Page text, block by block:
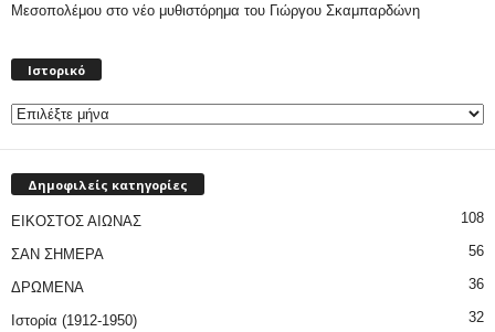
Μεσοπολέμου στο νέο μυθιστόρημα του Γιώργου Σκαμπαρδώνη
Ιστορικό
Δημοφιλείς κατηγορίες
ΕΙΚΟΣΤΟΣ ΑΙΩΝΑΣ 108
ΣΑΝ ΣΗΜΕΡΑ 56
ΔΡΩΜΕΝΑ 36
Ιστορία (1912-1950) 32